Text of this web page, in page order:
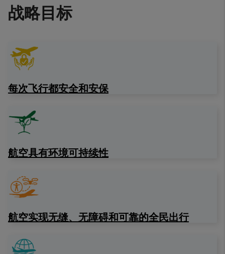
战略目标
每次飞行都安全和安保
航空具有环境可持续性
航空实现无缝、无障碍和可靠的全民出行